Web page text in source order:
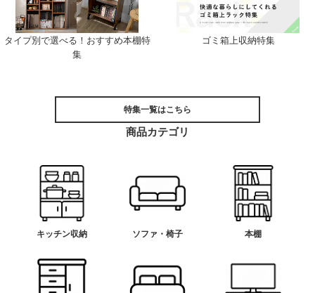
タイプ別で選べる！おすすめ本棚特
集
ゴミ箱上収納特集
特集一覧はこちら
商品カテゴリ
キッチン収納 ソファ・椅子 本棚